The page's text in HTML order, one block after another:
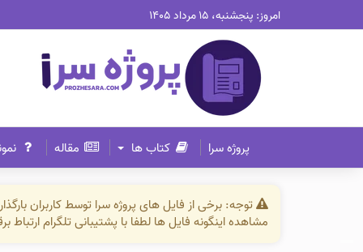
امروز: پنجشنبه، ۱۵ مرداد ۱۴۰۵
پروژه سرا کتاب ها مقاله
توجه: برخی از فایل های پروژه سرا توسط کاربران
مشاهده اینگونه فایل ها لطفا با پشتیبانی تلگرام